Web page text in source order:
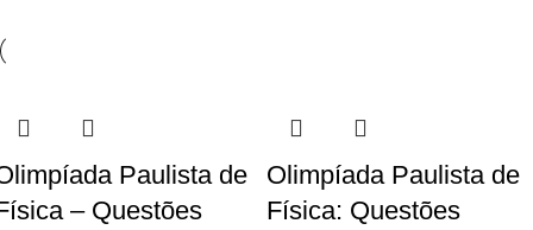
Paulista de
– Questões
Olimpíada Paulista de
Física: Questões